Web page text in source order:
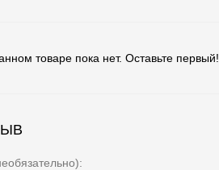
товаре пока нет. Оставьте первый!